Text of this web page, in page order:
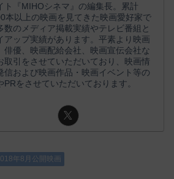
ト『MIHOシネマ』の編集長。累計
本以上の映画を見てきた映画愛好家で
数のメディア掲載実績やテレビ番組と
アップ実績があります。平素より映画
俳優、映画配給会社、映画宣伝会社な
取引をさせていただいており、映画情
信および映画作品・映画イベント等の
PRをさせていただいております。
年8月公開映画